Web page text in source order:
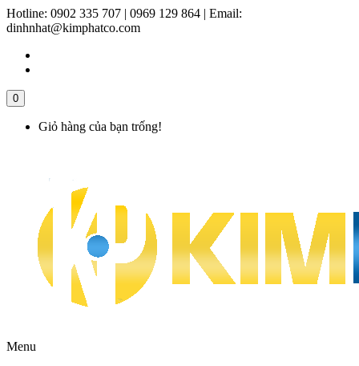
Hotline: 0902 335 707 | 0969 129 864 | Email:
dinhnhat@kimphatco.com
0
Giỏ hàng của bạn trống!
Menu